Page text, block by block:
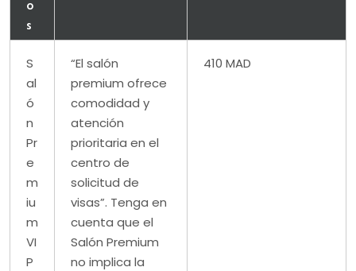
o
s
S
al
ó
n
Pr
e
m
iu
m
VI
P
“El salón
premium ofrece
comodidad y
atención
prioritaria en el
centro de
solicitud de
visas”. Tenga en
cuenta que el
Salón Premium
no implica la
410 MAD